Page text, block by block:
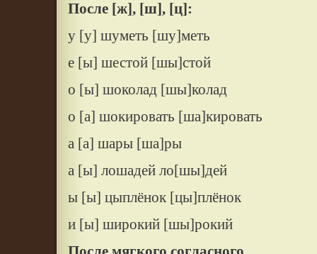
После [ж], [ш], [ц]:
у [у] шуметь [шу]меть
е [ы] шестой [шы]стой
о [ы] шоколад [шы]колад
о [а] шокировать [ша]кировать
а [а] шары [ша]ры
а [ы] лошадей ло[шы]дей
ы [ы] цыплёнок [цы]плёнок
и [ы] широкий [шы]рокий